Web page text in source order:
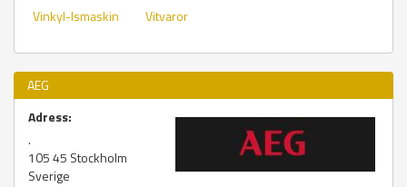
Vinkyl-Ismaskin
Vitvaror
AEG
Adress:
.
105 45 Stockholm
Sverige